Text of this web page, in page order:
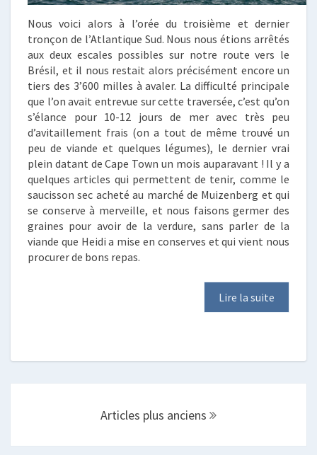
Nous voici alors à l’orée du troisième et dernier
tronçon de l’Atlantique Sud. Nous nous étions arrêtés
aux deux escales possibles sur notre route vers le
Brésil, et il nous restait alors précisément encore un
tiers des 3’600 milles à avaler. La difficulté principale
que l’on avait entrevue sur cette traversée, c’est qu’on
s’élance pour 10-12 jours de mer avec très peu
d’avitaillement frais (on a tout de même trouvé un
peu de viande et quelques légumes), le dernier vrai
plein datant de Cape Town un mois auparavant ! Il y a
quelques articles qui permettent de tenir, comme le
saucisson sec acheté au marché de Muizenberg et qui
se conserve à merveille, et nous faisons germer des
graines pour avoir de la verdure, sans parler de la
viande que Heidi a mise en conserves et qui vient nous
procurer de bons repas.
Lire la suite
Articles plus anciens